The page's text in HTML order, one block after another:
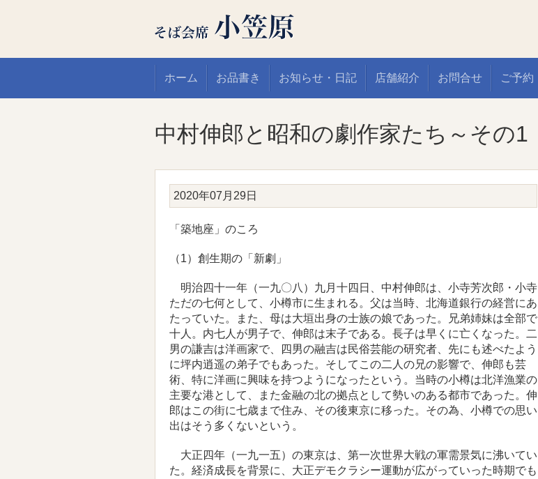
ホーム お品書き お知らせ・日記 店舗紹介 お問合せ ご予約
中村伸郎と昭和の劇作家たち～その1
2020年07月29日
「築地座」のころ
（1）創生期の「新劇」
明治四十一年（一九〇八）九月十四日、中村伸郎は、小寺芳次郎・小寺
ただの七何として、小樽市に生まれる。父は当時、北海道銀行の経営にあ
たっていた。また、母は大垣出身の士族の娘であった。兄弟姉妹は全部で
十人。内七人が男子で、伸郎は末子である。長子は早くに亡くなった。二
男の謙吉は洋画家で、四男の融吉は民俗芸能の研究者、先にも述べたよう
に坪内逍遥の弟子でもあった。そしてこの二人の兄の影響で、伸郎も芸
術、特に洋画に興味を持つようになったという。当時の小樽は北洋漁業の
主要な港として、また金融の北の拠点として勢いのある都市であった。伸
郎はこの街に七歳まで住み、その後東京に移った。その為、小樽での思い
出はそう多くないという。
大正四年（一九一五）の東京は、第一次世界大戦の軍需景気に沸いてい
た。経済成長を背景に、大正デモクラシー運動が広がっていった時期でも